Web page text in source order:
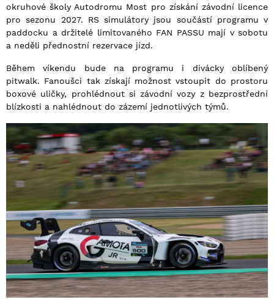
okruhové školy Autodromu Most pro získání závodní licence
pro sezonu 2027. RS simulátory jsou součástí programu v
paddocku a držitelé limitovaného FAN PASSU mají v sobotu
a neděli přednostní rezervace jízd.
Během víkendu bude na programu i divácky oblíbený
pitwalk. Fanoušci tak získají možnost vstoupit do prostoru
boxové uličky, prohlédnout si závodní vozy z bezprostřední
blízkosti a nahlédnout do zázemí jednotlivých týmů.